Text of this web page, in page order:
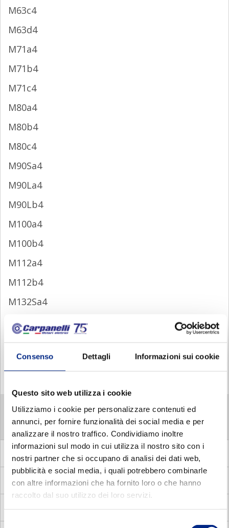
Consenso Dettagli Informazioni sui cookie
Questo sito web utilizza i cookie
Utilizziamo i cookie per personalizzare contenuti ed
annunci, per fornire funzionalità dei social media e per
analizzare il nostro traffico. Condividiamo inoltre
informazioni sul modo in cui utilizza il nostro sito con i
nostri partner che si occupano di analisi dei dati web,
pubblicità e social media, i quali potrebbero combinarle
con altre informazioni che ha fornito loro o che hanno
raccolto dal suo utilizzo dei loro servizi.
Selezione
M63c4
M63d4
M71a4
M71b4
M71c4
M80a4
M80b4
M80c4
M90Sa4
M90La4
M90Lb4
M100a4
M100b4
M112a4
M112b4
M132Sa4
M132La4
M132Lb4
M160Sa4
M 8 POLES
MA Asynchronous three phase brake motors
DP Asynchronous three phase pole changing motors
MM Asynchronous single phase motors